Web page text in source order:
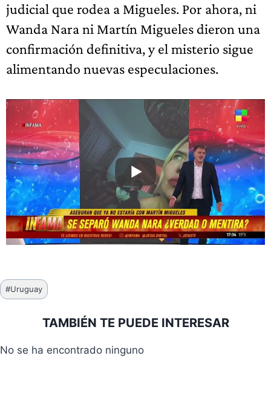
judicial que rodea a Migueles. Por ahora, ni
Wanda Nara ni Martín Migueles dieron una
confirmación definitiva, y el misterio sigue
alimentando nuevas especulaciones.
Etiquetas
de
#Uruguay
TAMBIÉN TE PUEDE INTERESAR
No se ha encontrado ninguno